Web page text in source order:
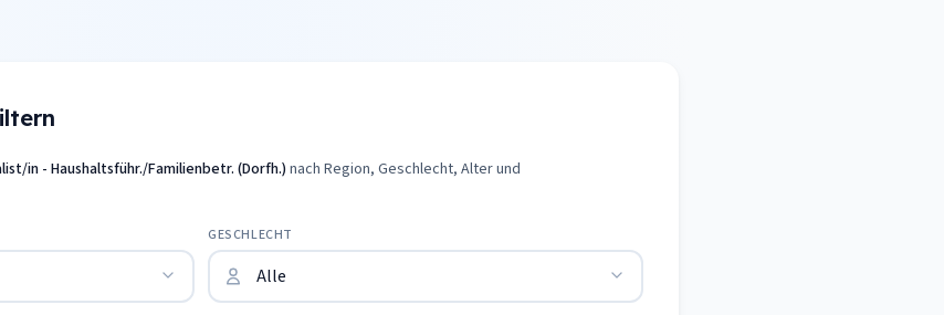
in - Haushaltsführ./Familienbetr. (Dorfh.) nach Region, Geschlecht, Alter und
GESCHLECHT